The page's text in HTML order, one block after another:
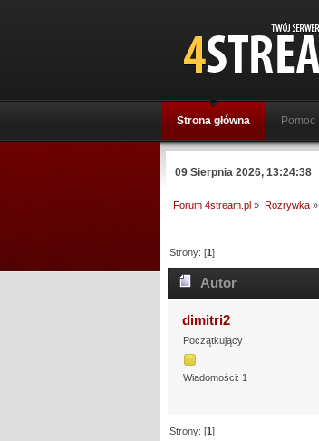
Strona główna Pomoc
09 Sierpnia 2026, 13:24:38
Forum 4stream.pl » Rozrywka»
Strony: [1]
Autor
dimitri2
Początkujący
Wiadomości: 1
Strony: [1]